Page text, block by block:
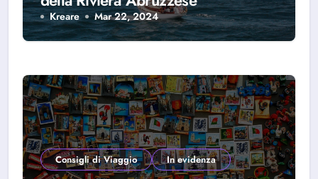
Kreare Mar 22, 2024
Consigli di Viaggio In evidenza